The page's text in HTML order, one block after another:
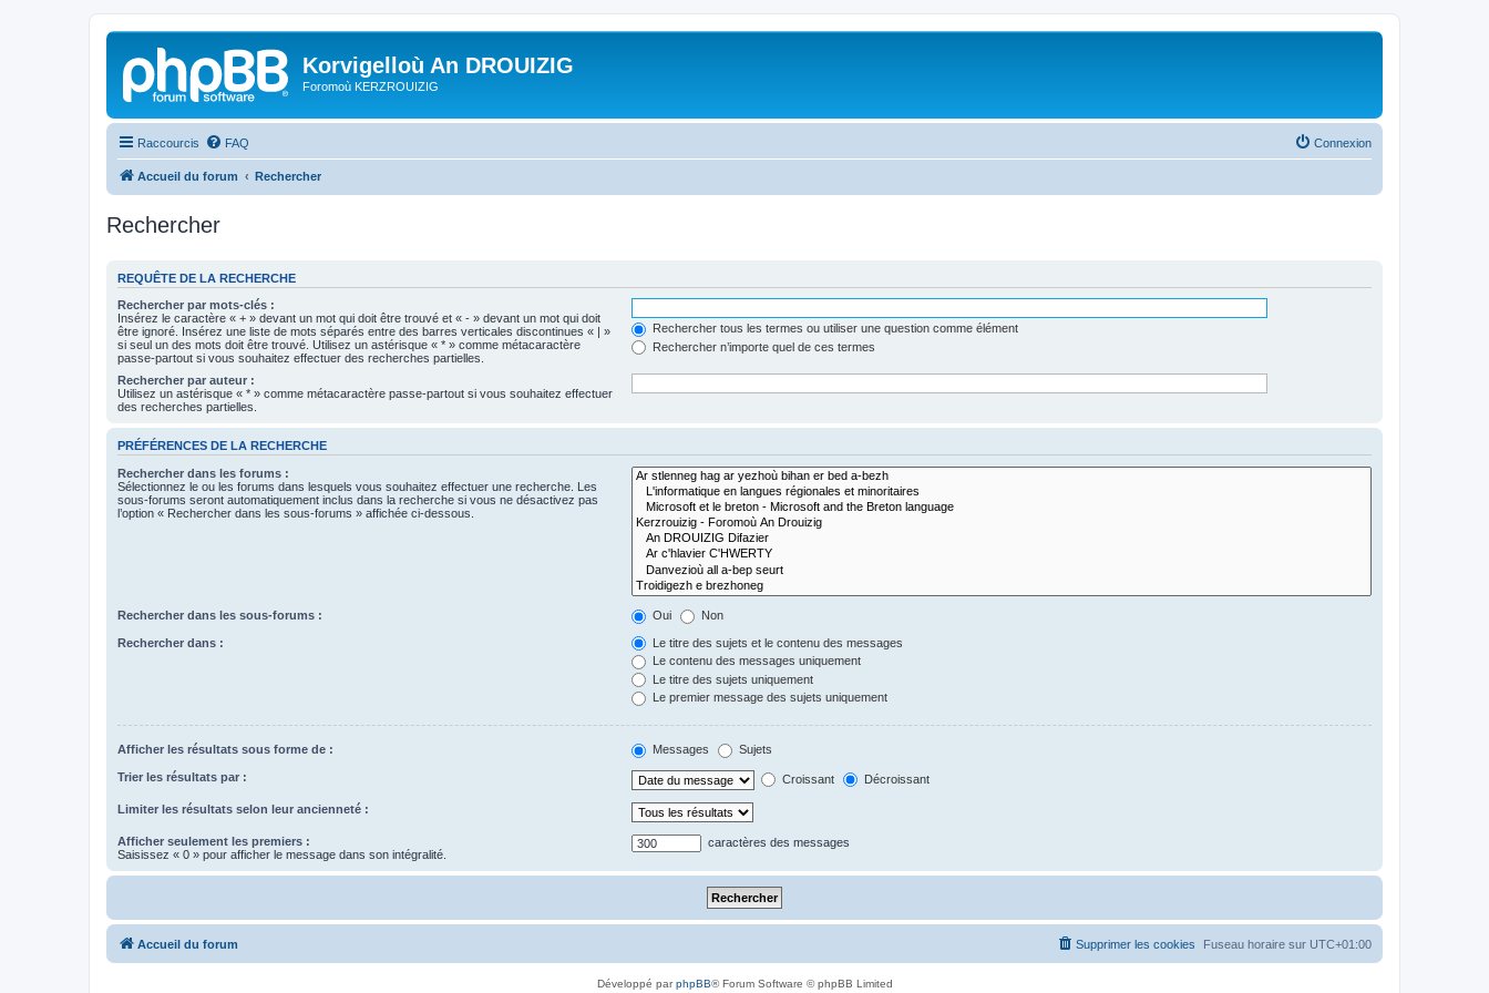
Korvigelloù An DROUIZIG
Foromoù KERZROUIZIG
Raccourcis FAQ Connexion
Accueil du forum Rechercher
Rechercher
REQUÊTE DE LA RECHERCHE
Rechercher par mots-clés :
Insérez le caractère « + » devant un mot qui doit être trouvé et « - » devant un mot qui doit
être ignoré. Insérez une liste de mots séparés entre des barres verticales discontinues « | »
si seul un des mots doit être trouvé. Utilisez un astérisque « * » comme métacaractère
passe-partout si vous souhaitez effectuer des recherches partielles.
Rechercher tous les termes ou utiliser une question comme élément
Rechercher n’importe quel de ces termes
Rechercher par auteur :
Utilisez un astérisque « * » comme métacaractère passe-partout si vous souhaitez effectuer
des recherches partielles.
PRÉFÉRENCES DE LA RECHERCHE
Rechercher dans les forums :
Sélectionnez le ou les forums dans lesquels vous souhaitez effectuer une recherche. Les
sous-forums seront automatiquement inclus dans la recherche si vous ne désactivez pas
l’option « Rechercher dans les sous-forums » affichée ci-dessous.
Rechercher dans les sous-forums : Oui Non
Rechercher dans :
Le titre des sujets et le contenu des messages
Le contenu des messages uniquement
Le titre des sujets uniquement
Le premier message des sujets uniquement
Afficher les résultats sous forme de : Messages Sujets
Trier les résultats par : Croissant Décroissant
Limiter les résultats selon leur ancienneté :
Afficher seulement les premiers :
Saisissez « 0 » pour afficher le message dans son intégralité.
caractères des messages
Accueil du forum Fuseau horaire sur UTC+01:00
Supprimer les cookies
Développé parphpBB® Forum Software © phpBB Limited